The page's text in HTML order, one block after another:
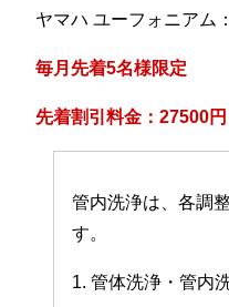
ヤマハ ユーフォニアム
毎月先着5名様限定
先着割引料金：27500円
管内洗浄は、各調
す。
1. 管体洗浄・管内